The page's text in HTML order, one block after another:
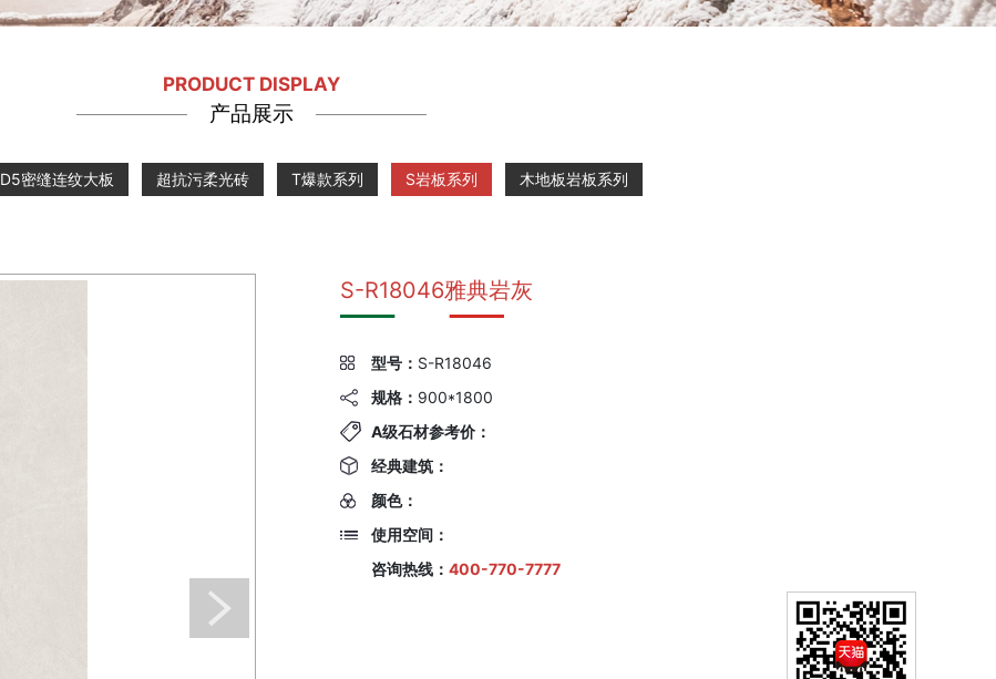
PRODUCT DISPLAY
产品展示
D5密缝连纹大板 超抗污柔光砖 T爆款系列 S岩板系列 木地板岩板系列
S-R18046雅典岩灰
型号： S-R18046
规格： 900*1800
A级石材参考价：
经典建筑：
颜色：
使用空间：
咨询热线： 400-770-7777